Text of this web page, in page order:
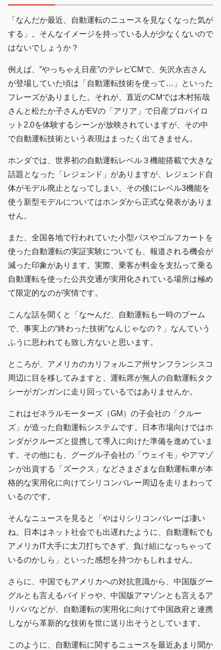
「なんだか最近、自動運転のニュースを見なくなった気が
する」。そんなイメージを持っている人が少なくないので
はないでしょうか？
例えば、”やっちゃえ日産”のテレビCMで、矢沢永吉さん
が登場していた頃は「自動運転技術を使って…」といった
フレーズがありました。それが、直近のCMでは木村拓哉
さんと松たか子さんがEVの「アリア」で日産プロパイロ
ット2.0を体験するシーンが放映されていますが、その中
で自動運転技術という表現はまったく出てきません。
ホンダでは、世界初の自動運転レベル３機能搭載で大きな
話題となった「レジェンド」がありますが、レジェンド自
体がモデル廃止となってしまい、その後にレベル3機能を
使う新型モデルについてはホンダから正式な発表がありま
せん。
また、全国各地で行われていた小型バスやゴルフカートを
使った自動運転の実証実験についても、報道される機会が
減った印象があります。実際、乗客が料金を支払って乗る
自動運転を使った公共交通が実用化されている場所は極め
て限定的なのが実情です。
こんな話を聞くと「な〜んだ、自動運転も一時のブーム
で、事実上の“終わった技術”なんじゃなの？」なんていう
ふうに思われても致し方ないと思います。
ところが、アメリカのカリフォルニア州サンフランシスコ
周辺に目を移してみますと、運転席が無人の自動運転タク
シーがガンガンに走り回っているではありませんか。
これはゼネラルモーターズ（GM）の子会社の「クルー
ズ」が造った自動運転システムです。日本市場向けではホ
ンダがクルーズと提携して導入に向けた準備を進めていま
す。その他にも、グーグル子会社の「ウェイモ」やアマゾ
ンが出資する「ズークス」などさまざまな自動運転車が本
格的な実用化に向けてシリコンバレー周辺を走りまわって
いるのです。
そんなニュースを見ると「やはりシリコンバレーは凄い
ね。日本はネット社会でも出遅れたように、自動運転でも
アメリカIT大手に太刀打ちできず、負け組になっちゃって
いるのかしら」といった感想を持つかもしれません。
さらに、中国でもアメリカへの対抗意識から、中国版グー
グルとも言えるバイドゥや、中国版アマゾンとも言えるア
リババなどが、自動運転の実用化に向けて中国政府と連携
しながら革新的な技術を世に送り出そうとしています。
このように、自動運転に関するニュースを最近あまり聞か